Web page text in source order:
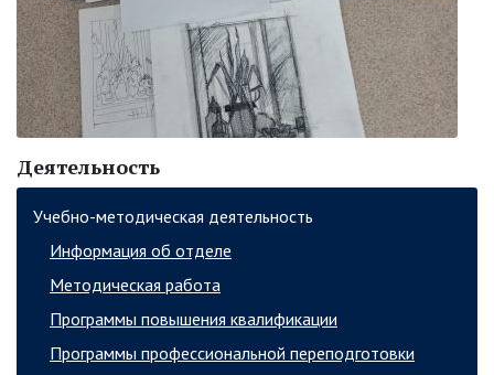
Деятельность
Учебно-методическая деятельность
Информация об отделе
Методическая работа
Программы повышения квалификации
Программы профессиональной переподготовки